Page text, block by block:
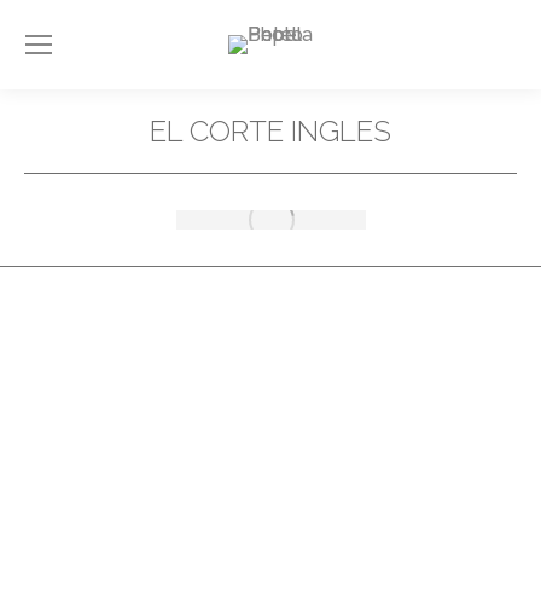
EL CORTE INGLES